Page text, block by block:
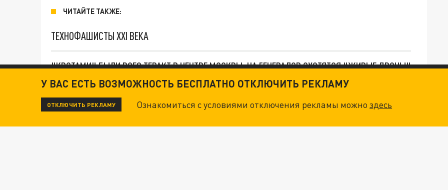
ЧИТАЙТЕ ТАКЖЕ:
ТЕХНОФАШИСТЫ XXI ВЕКА
"КРОТАМИ" БЫЛИ ВСЕ? ТЕРАКТ В ЦЕНТРЕ МОСКВЫ: НА ГЕНЕРАЛОВ ОХОТЯТСЯ "ЖИВЫЕ ДРОНЫ"
ДАНЯ С ДАШЕЙ СПАСЛИСЬ ОТ БОЕВИКОВ ВСУ. НО БЕДЫ ДЛЯ МАЛЫШЕЙ НЕ ЗАКОНЧИЛИСЬ
"ОЧЕНЬ ПЛОХИЕ НОВОСТИ": БОЛЬШАЯ ОШИБКА PALANTIR В РОССИИ. СТРАНЫ НАТО ВПЕРВЫЕ ЗА СВО ОСТАНОВИЛИ ПОСТАВКИ ОРУЖИЯ. ВСУ ТЕРЯЮТ ПРИГРАНИЧЬЕ?
У ВАС ЕСТЬ ВОЗМОЖНОСТЬ БЕСПЛАТНО ОТКЛЮЧИТЬ РЕКЛАМУ
ОТКЛЮЧИТЬ РЕКЛАМУ Ознакомиться с условиями отключения рекламы можноздесь